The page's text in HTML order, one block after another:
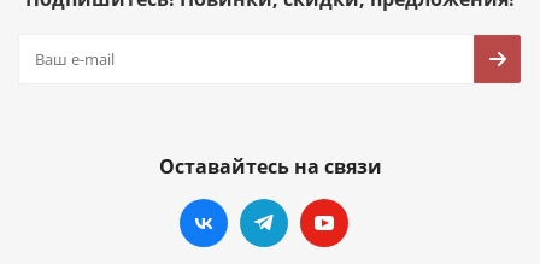
Оставайтесь на связи